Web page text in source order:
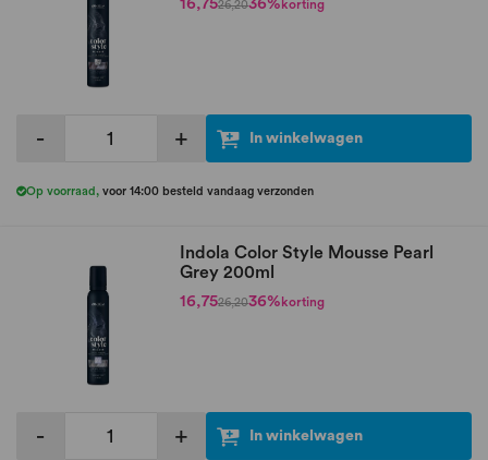
16,7526,2036% korting
- + In winkelwagen
Op voorraad , voor 14:00 besteld vandaag verzonden
Indola Color Style Mousse Pearl
Grey 200ml
16,7526,2036% korting
- + In winkelwagen